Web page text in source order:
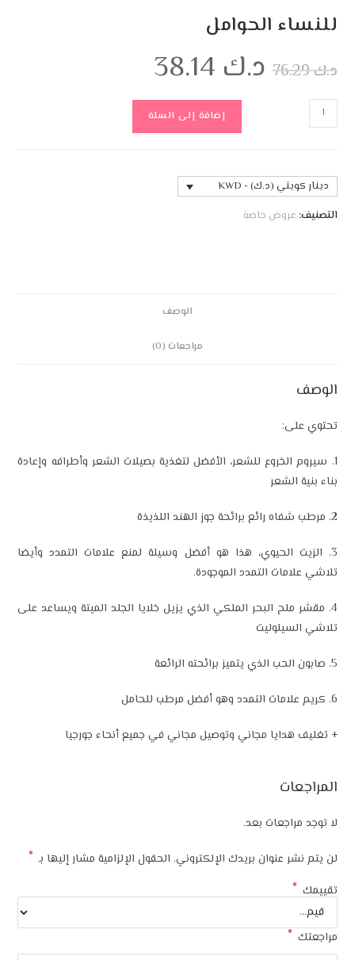
للنساء الحوامل
د.ك76.29 د.ك
إضافة إلى السلة
دينار كويتي (د.ك) - KWD
التصنيف: عروض خاصة
الوصف
مراجعات (0)
الوصف
تحتوي على:
1. سيروم الخروع للشعر، الأفضل لتغذية بصيلات الشعر وأطرافه وإعادة
بناء بنية الشعر
2. مرطب شفاه رائع برائحة جوز الهند اللذيذة
3. الزيت الحيوي، هذا هو أفضل وسيلة لمنع علامات التمدد وأيضا
تلاشي علامات التمدد الموجودة.
4. مقشر ملح البحر الملكي الذي يزيل خلايا الجلد الميتة ويساعد على
تلاشي السيلوليت
5. صابون الحب الذي يتميز برائحته الرائعة
6. كريم علامات التمدد وهو أفضل مرطب للحامل
+ تغليف هدايا مجاني وتوصيل مجاني في جميع أنحاء جورجيا
المراجعات
لا توجد مراجعات بعد.
لن يتم نشر عنوان بريدك الإلكتروني. الحقول الإلزامية مشار إليها بـ *
تقييمك *
مراجعتك *